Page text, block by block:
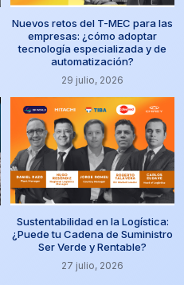
Nuevos retos del T-MEC para las
empresas: ¿cómo adoptar
tecnología especializada y de
automatización?
29 julio, 2026
Sustentabilidad en la Logística:
¿Puede tu Cadena de Suministro
Ser Verde y Rentable?
27 julio, 2026